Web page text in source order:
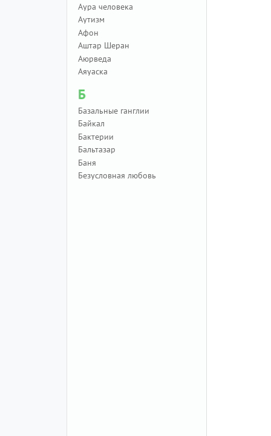
Аура человека
Аутизм
Афон
Аштар Шеран
Аюрведа
Аяуаска
Б
Базальные ганглии
Байкал
Бактерии
Бальтазар
Баня
Безусловная любовь